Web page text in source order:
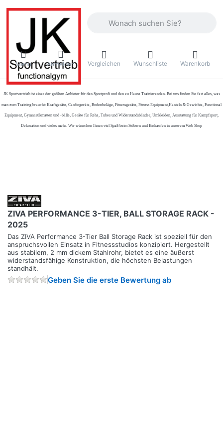
Menü Anmelden Vergleichen Wunschliste Warenkorb
JK Sportvertrieb ist einer der größten Anbieter für den Sportprofi und den zu Hause Trainierenden. Bei uns finden Sie fast alles, was
man zum Training braucht: Kraftgeräte, Cardiogeräte, Bodenbeläge, Fitnessgeräte, Fitness Equipment,Hanteln & Gewichte, Functional
Equipment, Gymnastikmatten und -bälle, Geräte für Reha, Tubes und Widerstandsbänder, Umkleiden, Ausstattung für Kampfsport,
Dekoration und vieles mehr. Wir wünschen Ihnen viel Spaß beim Stöbern und Einkaufen in unserem Web Shop
ZIVA PERFORMANCE 3-TIER, BALL STORAGE RACK -
2025
Das ZIVA Performance 3-Tier Ball Storage Rack ist speziell für den
anspruchsvollen Einsatz in Fitnessstudios konzipiert. Hergestellt
aus stabilem, 2 mm dickem Stahlrohr, bietet es eine äußerst
widerstandsfähige Konstruktion, die höchsten Belastungen
standhält.
Geben Sie die erste Bewertung ab